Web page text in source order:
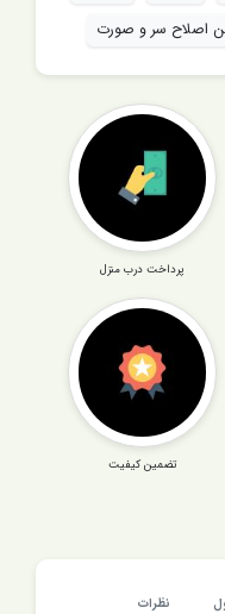
اصلاح سر و صورت
پرداخت درب منزل
تضمین کیفیت
نظرات